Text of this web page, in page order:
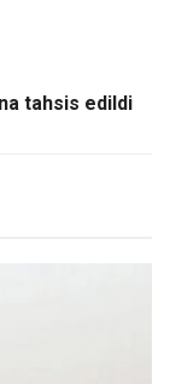
tahsis edildi